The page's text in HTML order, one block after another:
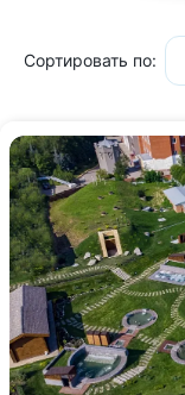
Сортировать по: